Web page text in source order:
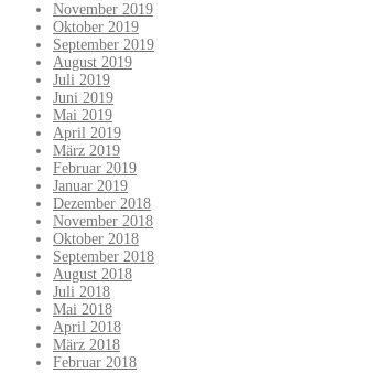
November 2019
Oktober 2019
September 2019
August 2019
Juli 2019
Juni 2019
Mai 2019
April 2019
März 2019
Februar 2019
Januar 2019
Dezember 2018
November 2018
Oktober 2018
September 2018
August 2018
Juli 2018
Mai 2018
April 2018
März 2018
Februar 2018